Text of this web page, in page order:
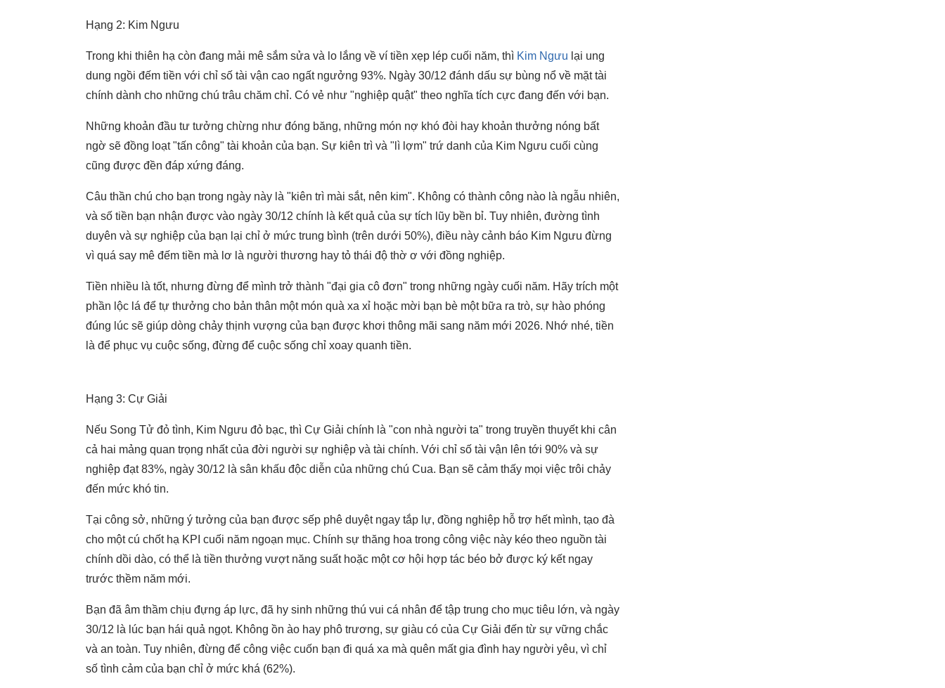
Hạng 2: Kim Ngưu
Trong khi thiên hạ còn đang mải mê sắm sửa và lo lắng về ví tiền xẹp lép cuối năm, thì Kim Ngưu lại ung
dung ngồi đếm tiền với chỉ số tài vận cao ngất ngưởng 93%. Ngày 30/12 đánh dấu sự bùng nổ về mặt tài
chính dành cho những chú trâu chăm chỉ. Có vẻ như "nghiệp quật" theo nghĩa tích cực đang đến với bạn.
Những khoản đầu tư tưởng chừng như đóng băng, những món nợ khó đòi hay khoản thưởng nóng bất
ngờ sẽ đồng loạt "tấn công" tài khoản của bạn. Sự kiên trì và "lì lợm" trứ danh của Kim Ngưu cuối cùng
cũng được đền đáp xứng đáng.
Câu thần chú cho bạn trong ngày này là "kiên trì mài sắt, nên kim". Không có thành công nào là ngẫu nhiên,
và số tiền bạn nhận được vào ngày 30/12 chính là kết quả của sự tích lũy bền bỉ. Tuy nhiên, đường tình
duyên và sự nghiệp của bạn lại chỉ ở mức trung bình (trên dưới 50%), điều này cảnh báo Kim Ngưu đừng
vì quá say mê đếm tiền mà lơ là người thương hay tỏ thái độ thờ ơ với đồng nghiệp.
Tiền nhiều là tốt, nhưng đừng để mình trở thành "đại gia cô đơn" trong những ngày cuối năm. Hãy trích một
phần lộc lá để tự thưởng cho bản thân một món quà xa xỉ hoặc mời bạn bè một bữa ra trò, sự hào phóng
đúng lúc sẽ giúp dòng chảy thịnh vượng của bạn được khơi thông mãi sang năm mới 2026. Nhớ nhé, tiền
là để phục vụ cuộc sống, đừng để cuộc sống chỉ xoay quanh tiền.
Hạng 3: Cự Giải
Nếu Song Tử đỏ tình, Kim Ngưu đỏ bạc, thì Cự Giải chính là "con nhà người ta" trong truyền thuyết khi cân
cả hai mảng quan trọng nhất của đời người sự nghiệp và tài chính. Với chỉ số tài vận lên tới 90% và sự
nghiệp đạt 83%, ngày 30/12 là sân khấu độc diễn của những chú Cua. Bạn sẽ cảm thấy mọi việc trôi chảy
đến mức khó tin.
Tại công sở, những ý tưởng của bạn được sếp phê duyệt ngay tắp lự, đồng nghiệp hỗ trợ hết mình, tạo đà
cho một cú chốt hạ KPI cuối năm ngoạn mục. Chính sự thăng hoa trong công việc này kéo theo nguồn tài
chính dồi dào, có thể là tiền thưởng vượt năng suất hoặc một cơ hội hợp tác béo bở được ký kết ngay
trước thềm năm mới.
Bạn đã âm thầm chịu đựng áp lực, đã hy sinh những thú vui cá nhân để tập trung cho mục tiêu lớn, và ngày
30/12 là lúc bạn hái quả ngọt. Không ồn ào hay phô trương, sự giàu có của Cự Giải đến từ sự vững chắc
và an toàn. Tuy nhiên, đừng để công việc cuốn bạn đi quá xa mà quên mất gia đình hay người yêu, vì chỉ
số tình cảm của bạn chỉ ở mức khá (62%).